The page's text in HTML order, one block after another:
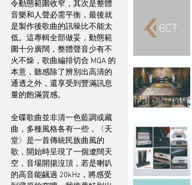
令動態範圍收窄，其次是整體
音樂和人聲必需平衡，最後就
是製作後歌曲的訊噪比不能太
低。這專輯全部做妥，動態範
圍十分廣闊，整體聲音少有不
火不燥，歌曲編排切合 MQA 的
本意，聽感除了辨別出高清的
通透之外，還享受到豐滿訊息
量的飽滿質感。
全碟歌曲並非清一色藍調或藏
曲，多種風格各有一些，〈天
堂〉是一首傳統民族曲風的
歌，開始時呈現了一個遼闊天
空，音場開揚沒頂，若是喇叭
的高音能飊過 20kHz，將感受